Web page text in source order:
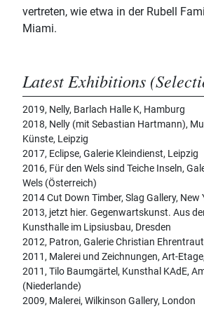
vertreten, wie etwa in der Rubell
Miami.
Latest Exhibitions
2019, Nelly, Barlach Halle K, Hamburg
2018, Nelly (mit Sebastian Hartmann),
Künste, Leipzig
2017, Eclipse, Galerie Kleindienst, Leipzig
2016, Für den Wels sind Teiche Inseln,
Wels (Österreich)
2014 Cut Down Timber, Slag Gallery, New
2013, jetzt hier. Gegenwartskunst. Aus
Kunsthalle im Lipsiusbau, Dresden
2012, Patron, Galerie Christian
2011, Malerei und Zeichnungen, Art-
2011, Tilo Baumgärtel, Kunsthal KAdE,
(Niederlande)
2009, Malerei, Wilkinson Gallery, London